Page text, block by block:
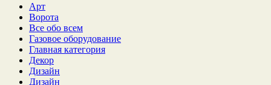
Арт
Ворота
Все обо всем
Газовое оборудование
Главная категория
Декор
Дизайн
Дизайн